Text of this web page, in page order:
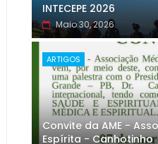
INTECEPE 2026
Maio 30, 2026
ARTIGOS
Convite da AME -
Espírita - Canhotinho